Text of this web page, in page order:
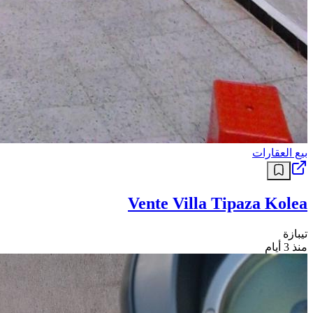
بيع العقارات
Vente Villa Tipaza Kolea
تيبازة
منذ 3 أيام